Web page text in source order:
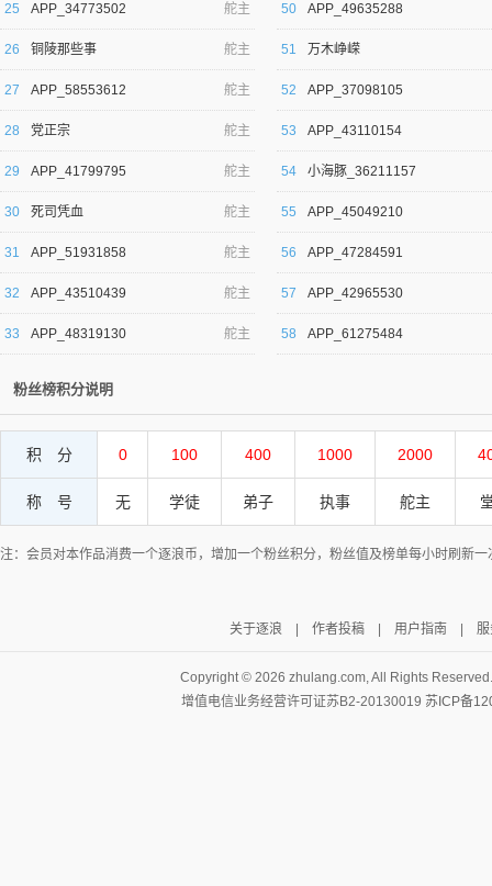
25 APP_34773502 舵主
26 铜陵那些事 舵主
27 APP_58553612 舵主
28 党正宗 舵主
29 APP_41799795 舵主
30 死司凭血 舵主
31 APP_51931858 舵主
32 APP_43510439 舵主
33 APP_48319130 舵主
50 APP_49635288
51 万木峥嵘
52 APP_37098105
53 APP_43110154
54 小海豚_36211157
55 APP_45049210
56 APP_47284591
57 APP_42965530
58 APP_61275484
粉丝榜积分说明
积 分 0 100 400 1000 2000
称 号 无 学徒 弟子 执事 舵主
注：会员对本作品消费一个逐浪币，增加一个粉丝积分，粉丝值及榜单每小时刷新一
关于逐浪 作者投稿| 用户指南 服
Copyright © 2026 zhulang.com, All Rights
增值电信业务经营许可证苏B2-20130019 苏ICP备